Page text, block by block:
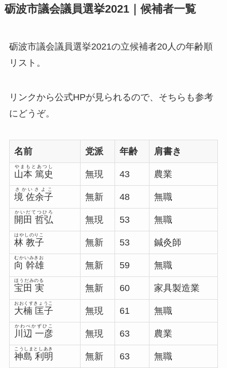
砺波市議会議員選挙2021｜候補者一覧
砺波市議会議員選挙2021の立候補者20人の年齢順
リスト。
リンクから公式HPが見られるので、そちらも参考
にどうぞ。
名前 党派 年齢 肩書き
山本 篤史
やまもとあつし
無現 43 農業
境 佐余子
さかいさよこ
無新 48 無職
開田 哲弘
かいだてつひろ
無現 53 無職
林 教子
はやしのりこ
無新 53 鍼灸師
向 幹雄
むかいみきお
無新 59 無職
宝田 実
ほうだみのる
無新 60 家具製造業
大楠 匡子
おおくすきょうこ
無現 61 無職
川辺 一彦
かわべかずひこ
無現 63 農業
神島 利明
こうしまとしあき
無新 63 無職